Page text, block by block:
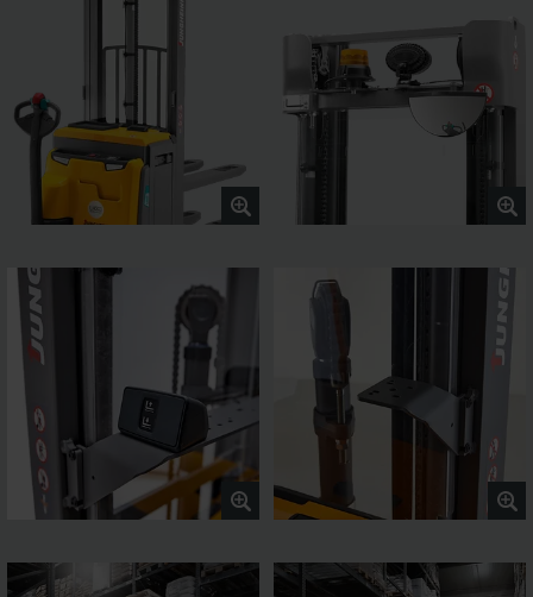
precis stapling.